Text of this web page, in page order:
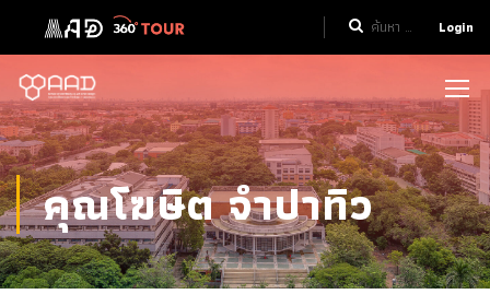
Login
คุณโฆษิต จำปาทิว